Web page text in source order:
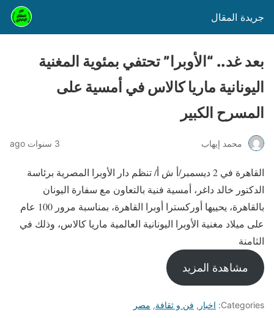
جريدة المقال
بعد غد.. “الأوبرا” تحتفي بمئوية المغنية
اليونانية ماريا كالاس في أمسية على
المسرح الكبير
محمد إيهاب 3 سنوات ago
القاهرة في 2 ديسمبر/أ ش أ/ تنظم دار الأوبرا المصرية برئاسة
الدكتور خالد داغر، أمسية فنية بالتعاون مع سفارة اليونان
بالقاهرة، يحييها أوركسترا أوبرا القاهرة، بمناسبة مرور 100 عام
على ميلاد مغنية الأوبرا اليونانية العالمية ماريا كالاس، وذلك في
الثامنة
مشاهدة المزيد
Categories: اخبار , فن و ثقافة, مصر